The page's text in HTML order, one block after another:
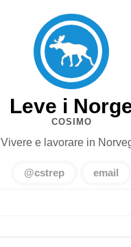
Leve i
COSIMO
Vivere e lavorare in
@cstrep email